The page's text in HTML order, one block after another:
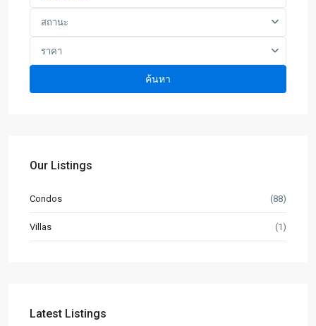
สถานะ
ราคา
ค้นหา
Our Listings
Condos (88)
Villas (1)
Latest Listings